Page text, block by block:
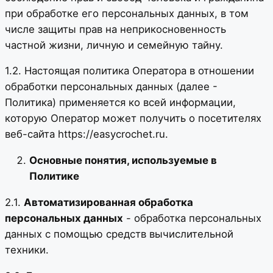
при обработке его персональных данных, в том
числе защиты прав на неприкосновенность
частной жизни, личную и семейную тайну.
1.2. Настоящая политика Оператора в отношении
обработки персональных данных (далее -
Политика) применяется ко всей информации,
которую Оператор может получить о посетителях
веб-сайта https://easycrochet.ru.
Основные понятия, используемые в
Политике
2.1. Автоматизированная обработка
персональных данных - обработка персональных
данных с помощью средств вычислительной
техники.